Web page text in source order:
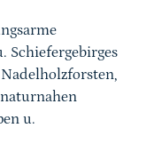
Schiefergebirges
u.